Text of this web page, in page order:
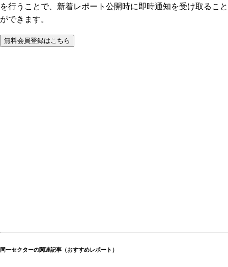
を行うことで、新着レポート公開時に即時通知を受け取ること
ができます。
無料会員登録はこちら
同一セクターの関連記事（おすすめレポート）